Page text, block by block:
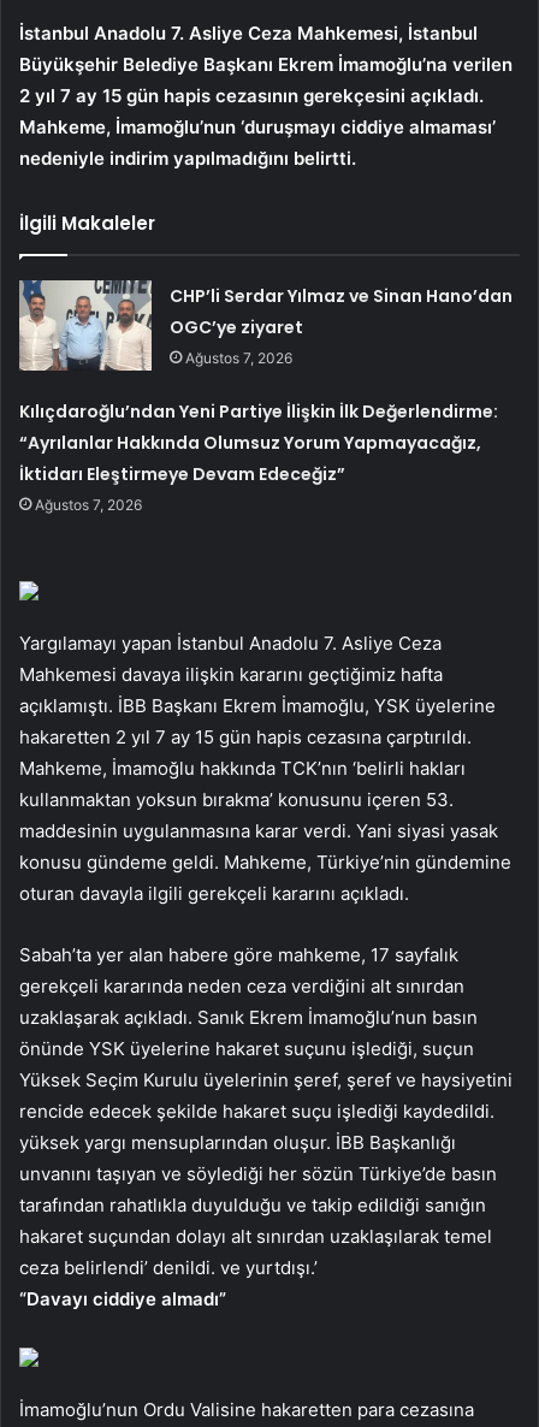
İstanbul Anadolu 7. Asliye Ceza Mahkemesi, İstanbul
Büyükşehir Belediye Başkanı Ekrem İmamoğlu’na verilen
2 yıl 7 ay 15 gün hapis cezasının gerekçesini açıkladı.
Mahkeme, İmamoğlu’nun ‘duruşmayı ciddiye almaması’
nedeniyle indirim yapılmadığını belirtti.
İlgili Makaleler
CHP’li Serdar Yılmaz ve Sinan Hano’dan
OGC’ye ziyaret
Ağustos 7, 2026
Kılıçdaroğlu’ndan Yeni Partiye İlişkin İlk Değerlendirme:
“Ayrılanlar Hakkında Olumsuz Yorum Yapmayacağız,
İktidarı Eleştirmeye Devam Edeceğiz”
Ağustos 7, 2026
Yargılamayı yapan İstanbul Anadolu 7. Asliye Ceza
Mahkemesi davaya ilişkin kararını geçtiğimiz hafta
açıklamıştı. İBB Başkanı Ekrem İmamoğlu, YSK üyelerine
hakaretten 2 yıl 7 ay 15 gün hapis cezasına çarptırıldı.
Mahkeme, İmamoğlu hakkında TCK’nın ‘belirli hakları
kullanmaktan yoksun bırakma’ konusunu içeren 53.
maddesinin uygulanmasına karar verdi. Yani siyasi yasak
konusu gündeme geldi. Mahkeme, Türkiye’nin gündemine
oturan davayla ilgili gerekçeli kararını açıkladı.
Sabah’ta yer alan habere göre mahkeme, 17 sayfalık
gerekçeli kararında neden ceza verdiğini alt sınırdan
uzaklaşarak açıkladı. Sanık Ekrem İmamoğlu’nun basın
önünde YSK üyelerine hakaret suçunu işlediği, suçun
Yüksek Seçim Kurulu üyelerinin şeref, şeref ve haysiyetini
rencide edecek şekilde hakaret suçu işlediği kaydedildi.
yüksek yargı mensuplarından oluşur. İBB Başkanlığı
unvanını taşıyan ve söylediği her sözün Türkiye’de basın
tarafından rahatlıkla duyulduğu ve takip edildiği sanığın
hakaret suçundan dolayı alt sınırdan uzaklaşılarak temel
ceza belirlendi’ denildi. ve yurtdışı.’
“Davayı ciddiye almadı”
İmamoğlu’nun Ordu Valisine hakaretten para cezasına